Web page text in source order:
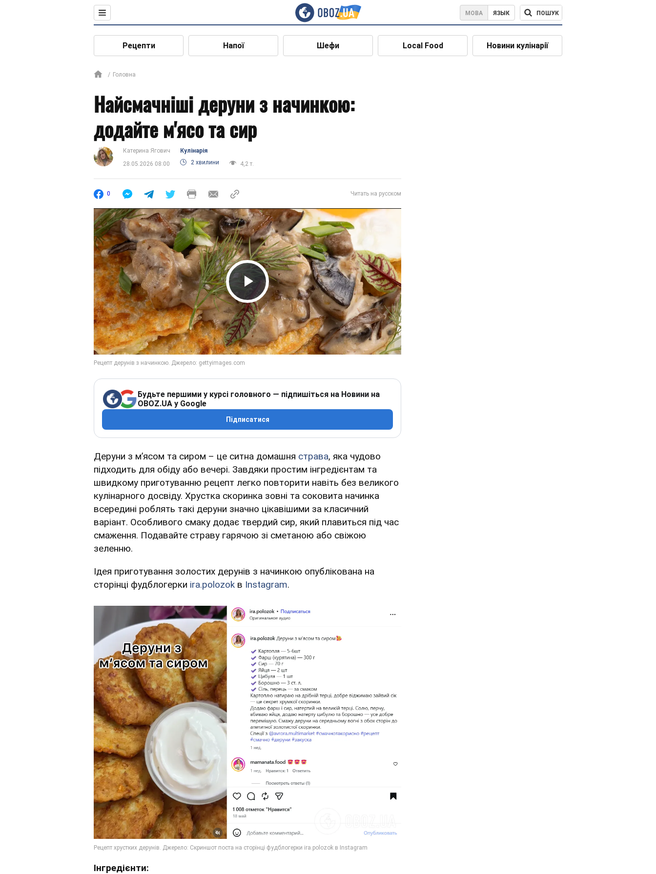
МОВА ЯЗЫК ПОШУК
Рецепти Напої Шефи Local Food Новини кулінарії
Головна
Найсмачніші деруни з начинкою:
додайте м'ясо та сир
Катерина Ягович
Кулінарія
28.05.2026 08:00
2 хвилини 4,2 т.
0 Читать на русском
Play Video
Будьте першими у курсі головного — підпишіться на Новини на
OBOZ.UA у Google
Підписатися
Деруни з м’ясом та сиром – це ситна домашня страва, яка чудово
підходить для обіду або вечері. Завдяки простим інгредієнтам та
швидкому приготуванню рецепт легко повторити навіть без великого
кулінарного досвіду. Хрустка скоринка зовні та соковита начинка
всередині роблять такі деруни значно цікавішими за класичний
варіант. Особливого смаку додає твердий сир, який плавиться під час
смаження. Подавайте страву гарячою зі сметаною або свіжою
зеленню.
Ідея приготування золостих дерунів з начинкою опублікована на
сторінці фудблогерки ira.polozok в Instagram.
Інгредієнти: